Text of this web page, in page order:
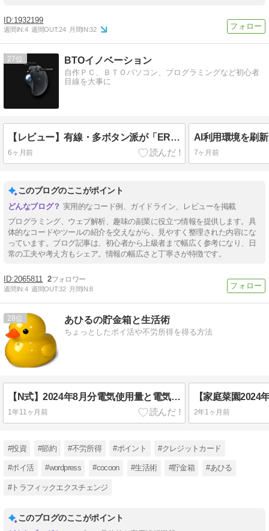
1932199
週間IN:4 週間OUT:24 月間IN:32
27 BTOイノベーション
自作ＰＣ、ＢＴＯパソコン、プログラミングなど初心者
目線を大事に
【レビュー】有線・多ボタン派が「ERGO M575SP」に乗り換えた話。親指操作とボタン不足はどう解決した？
6ヶ月前 7ヶ月前
このブログのここがポイント
実用的なコード例、ガイドライン、レビューを掲載
プログラミング、ウェブ解析、趣味の副業に役立つ情報を提供します。具
体的なコードやツールの紹介を交えながら、見やすく整理された内容にな
っています。ブログ記事は、初心者から上級者まで幅広く参考になり、日
常の工夫や考え方もシェア。情報の幅広さと丁寧さが特徴です。
2065811 2
週間IN:4 週間OUT:32 月間IN:8
28 あひるの貯金箱と生活術
ちょっとしたポイ活や不労所得を得る方法
【N式】2024年8月分電気使用量と電気料金、売電料金を公開
1年11ヶ月前 2年1ヶ月前
#投資 #節約 #不労所得 #ポイント #クレジットカード
#ポイ活 #wordpress #cocoon #生活術 #貯金箱 #あひる
#トラフィックエクスチェンジ
このブログのここがポイント